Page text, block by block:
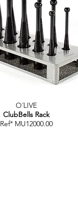
O´LIVE
ClubBells Rack
Refª MU12000.00